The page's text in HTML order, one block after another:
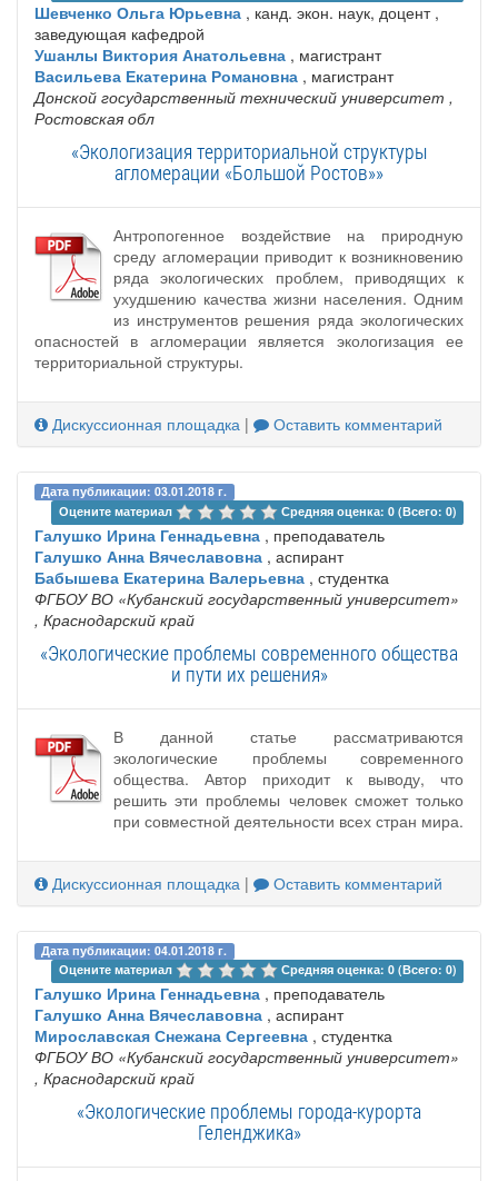
Шевченко Ольга Юрьевна , канд. экон. наук, доцент ,
заведующая кафедрой
Ушанлы Виктория Анатольевна , магистрант
Васильева Екатерина Романовна , магистрант
Донской государственный технический университет ,
Ростовская обл
«Экологизация территориальной структуры
агломерации «Большой Ростов»»
Антропогенное воздействие на природную
среду агломерации приводит к возникновению
ряда экологических проблем, приводящих к
ухудшению качества жизни населения. Одним
из инструментов решения ряда экологических
опасностей в агломерации является экологизация ее
территориальной структуры.
Дискуссионная площадка | Оставить комментарий
Дата публикации: 03.01.2018 г.
Оцените материал
Средняя оценка: 0 (Всего: 0)
Галушко Ирина Геннадьевна , преподаватель
Галушко Анна Вячеславовна , аспирант
Бабышева Екатерина Валерьевна , студентка
ФГБОУ ВО «Кубанский государственный университет»
, Краснодарский край
«Экологические проблемы современного общества
и пути их решения»
В данной статье рассматриваются
экологические проблемы современного
общества. Автор приходит к выводу, что
решить эти проблемы человек сможет только
при совместной деятельности всех стран мира.
Дискуссионная площадка | Оставить комментарий
Дата публикации: 04.01.2018 г.
Оцените материал
Средняя оценка: 0 (Всего: 0)
Галушко Ирина Геннадьевна , преподаватель
Галушко Анна Вячеславовна , аспирант
Мирославская Снежана Сергеевна , студентка
ФГБОУ ВО «Кубанский государственный университет»
, Краснодарский край
«Экологические проблемы города-курорта
Геленджика»